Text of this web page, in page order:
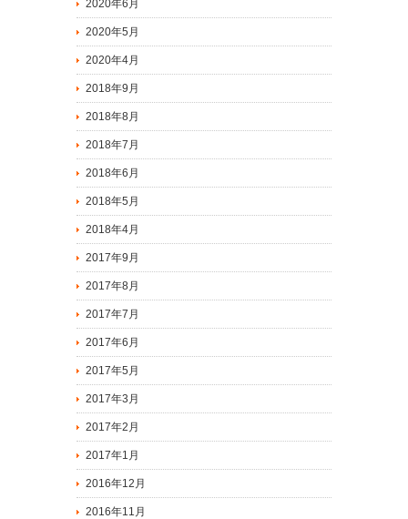
2020年6月
2020年5月
2020年4月
2018年9月
2018年8月
2018年7月
2018年6月
2018年5月
2018年4月
2017年9月
2017年8月
2017年7月
2017年6月
2017年5月
2017年3月
2017年2月
2017年1月
2016年12月
2016年11月